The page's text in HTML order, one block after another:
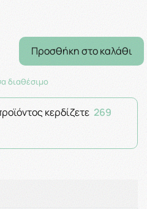
Προσθήκη στο καλάθι
διαθέσιμο
κερδίζετε 269